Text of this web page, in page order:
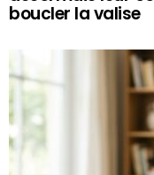
boucler la valise